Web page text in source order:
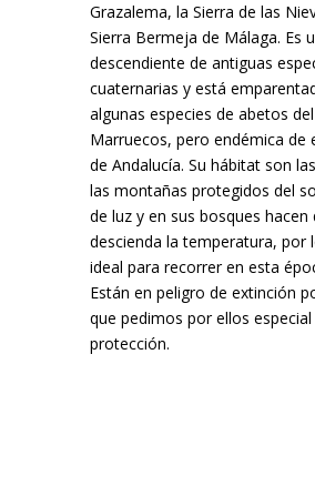
Grazalema, la Sierra de las
Sierra Bermeja de Málaga. Es
descendiente de antiguas
cuaternarias y está
algunas especies de abetos
Marruecos, pero endémica de
de Andalucía. Su hábitat son
las montañas protegidos del
de luz y en sus bosques hacen
descienda la temperatura, por
ideal para recorrer en esta
Están en peligro de extinción
que pedimos por ellos
protección.